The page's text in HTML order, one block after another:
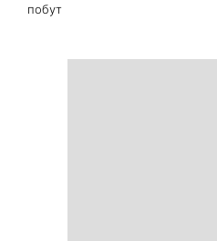
побут